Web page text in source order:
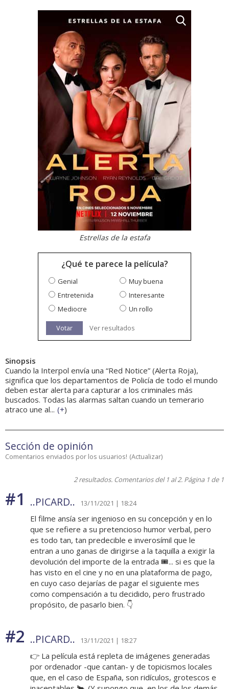
Estrellas de la estafa
¿Qué te parece la película?
Genial
Muy buena
Entretenida
Interesante
Mediocre
Un rollo
Votar Ver resultados
Sinopsis
Cuando la Interpol envía una “Red Notice” (Alerta Roja),
significa que los departamentos de Policía de todo el mundo
deben estar alerta para capturar a los criminales más
buscados. Todas las alarmas saltan cuando un temerario
atraco une al... (+)
Sección de opinión
Comentarios enviados por los usuarios! (Actualizar)
2 resultados. Comentarios del 1 al 2. Página 1 de 1
#1 ..PICARD.. 13/11/2021 | 18:24
El filme ansía ser ingenioso en su concepción y en lo
que se refiere a su pretencioso humor verbal, pero
es todo tan, tan predecible e inverosímil que le
entran a uno ganas de dirigirse a la taquilla a exigir la
devolución del importe de la entrada 🎟... si es que la
has visto en el cine y no en una plataforma de pago,
en cuyo caso dejarías de pagar el siguiente mes
como compensación a tu decidido, pero frustrado
propósito, de pasarlo bien. 👇
#2 ..PICARD.. 13/11/2021 | 18:27
👉 La película está repleta de imágenes generadas
por ordenador -que cantan- y de topicismos locales
que, en el caso de España, son ridículos, grotescos e